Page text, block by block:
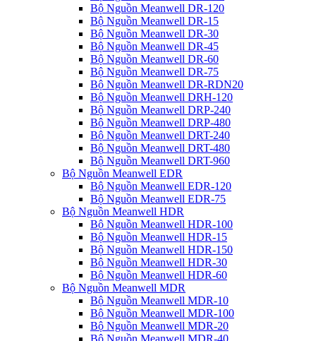
Bộ Nguồn Meanwell DR-120
Bộ Nguồn Meanwell DR-15
Bộ Nguồn Meanwell DR-30
Bộ Nguồn Meanwell DR-45
Bộ Nguồn Meanwell DR-60
Bộ Nguồn Meanwell DR-75
Bộ Nguồn Meanwell DR-RDN20
Bộ Nguồn Meanwell DRH-120
Bộ Nguồn Meanwell DRP-240
Bộ Nguồn Meanwell DRP-480
Bộ Nguồn Meanwell DRT-240
Bộ Nguồn Meanwell DRT-480
Bộ Nguồn Meanwell DRT-960
Bộ Nguồn Meanwell EDR
Bộ Nguồn Meanwell EDR-120
Bộ Nguồn Meanwell EDR-75
Bộ Nguồn Meanwell HDR
Bộ Nguồn Meanwell HDR-100
Bộ Nguồn Meanwell HDR-15
Bộ Nguồn Meanwell HDR-150
Bộ Nguồn Meanwell HDR-30
Bộ Nguồn Meanwell HDR-60
Bộ Nguồn Meanwell MDR
Bộ Nguồn Meanwell MDR-10
Bộ Nguồn Meanwell MDR-100
Bộ Nguồn Meanwell MDR-20
Bộ Nguồn Meanwell MDR-40